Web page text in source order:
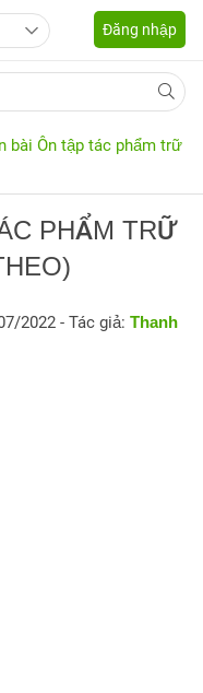
Đăng nhập
bài Ôn tập tác phẩm trữ
PHẨM TRỮ
2022 - Tác giả: Thanh